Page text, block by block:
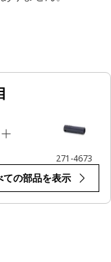
to rust and
areas of the
and accurate fit
271-4673
ての部品を表示